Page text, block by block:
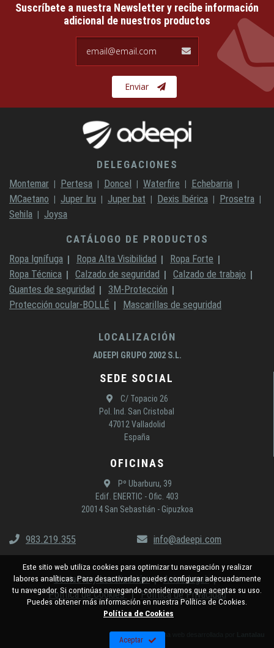
Suscríbete a nuestra Newsletter y recibe información
adicional de nuestros productos
Enviar
DELEGACIONES
Montemar
Pertesa Doncel Waterfire
Echebarria
MCaetano
Juper Iru Juper bat Dexis Ibérica
Prosetra
Sehila
Joysa
CATÁLOGO DE PRODUCTOS
Ropa Ignífuga
Ropa Alta Visibilidad
Ropa Forte
Ropa Técnica
Calzado de seguridad
Calzado de trabajo
Guantes de seguridad
3M-Protección
Protección ocular-BOLLÉ
Mascarillas de seguridad
LOCALIZACIÓN
ADEEPI GRUPO 2002 S.L.
SEDE SOCIAL
C/ Topacio 26
Pol. Ind. San Cristobal
47012 Valladolid
España
OFICINAS
Pº Ubarburu, 39
Edif. ENERTIC - Ofic. 403
20014 San Sebastián - Gipuzkoa
983.219.355 info@adeepi.com
Contacto y Localización
Aviso legal
Política de Cookies
Política de Privacidad
Página web desarrollada por
Este sitio web utiliza cookies para optimizar tu navegación y realizar
labores analíticas. Para desactivarlas puedes configurar adecuadamente
tu navegador. Si continúas navegando consideramos que aceptas su uso.
Puedes obtener más información en nuestra Política de Cookies.
Política de Cookies
Aceptar